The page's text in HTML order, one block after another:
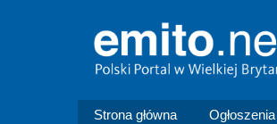
Strona główna Ogłoszenia